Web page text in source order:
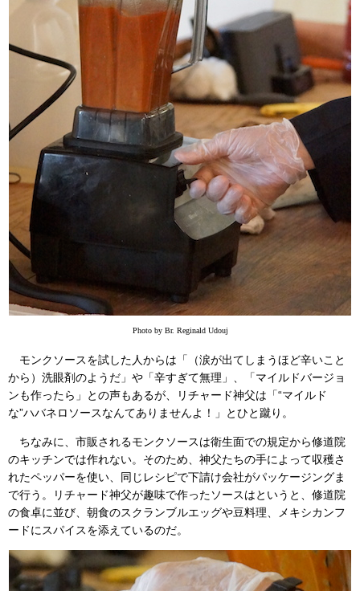
Photo by Br. Reginald Udouj
モンクソースを試した人からは「（涙が出てしまうほど辛いこと
から）洗眼剤のようだ」や「辛すぎて無理」、「マイルドバージョ
ンも作ったら」との声もあるが、リチャード神父は「“マイルド
な”ハバネロソースなんてありませんよ！」とひと蹴り。
ちなみに、市販されるモンクソースは衛生面での規定から修道院
のキッチンでは作れない。そのため、神父たちの手によって収穫さ
れたペッパーを使い、同じレシピで下請け会社がパッケージングま
で行う。リチャード神父が趣味で作ったソースはというと、修道院
の食卓に並び、朝食のスクランブルエッグや豆料理、メキシカンフ
ードにスパイスを添えているのだ。